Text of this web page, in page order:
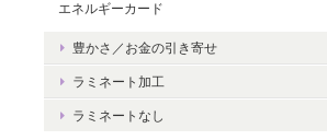
エネルギーカード
豊かさ／お金の引き寄せ
ラミネート加工
ラミネートなし